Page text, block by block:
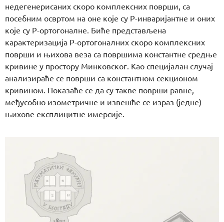
недегенерисаних скоро комплексних површи, са
посебним освртом на оне које су Р-инваријантне и оних
које су Р-ортогоналне. Биће представљена
карактеризација Р-ортогоналних скоро комплексних
површи и њихова веза са површима константне средње
кривине у простору Минковског. Као специјалан случај
анализираће се површи са константном секционом
кривином. Показаће се да су такве површи равне,
међусобно изометричне и извешће се израз (једне)
њихове експлицитне имерсије.